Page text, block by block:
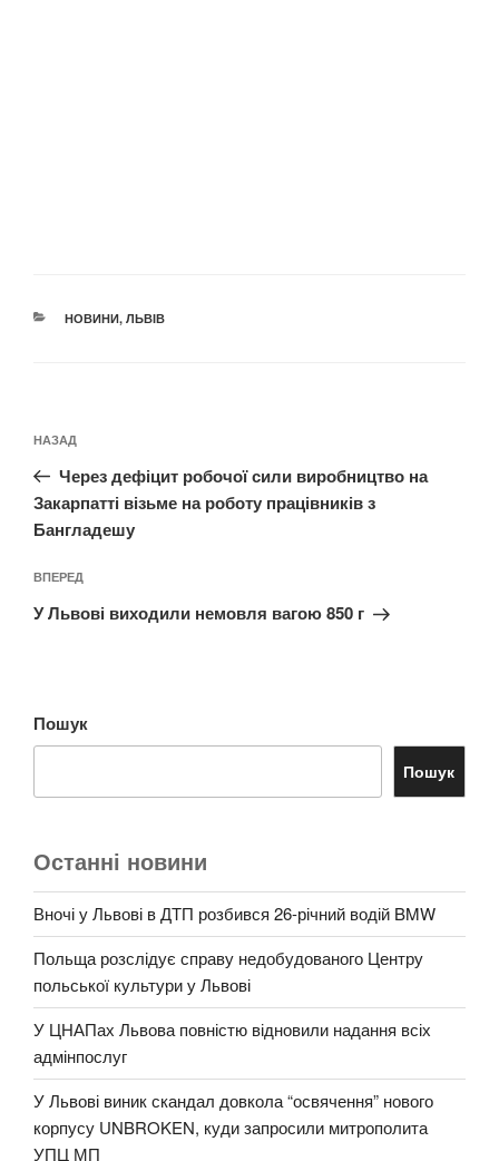
КАТЕГОРІЇ
НОВИНИ, ЛЬВІВ
записів
Попередній
запис:
НАЗАД
Через дефіцит робочої сили виробництво на
Закарпатті візьме на роботу працівників з
Бангладешу
Наступний
запис
ВПЕРЕД
У Львові виходили немовля вагою 850 г
Пошук
Пошук
Останні новини
Вночі у Львові в ДТП розбився 26-річний водій BMW
Польща розслідує справу недобудованого Центру
польської культури у Львові
У ЦНАПах Львова повністю відновили надання всіх
адмінпослуг
У Львові виник скандал довкола “освячення” нового
корпусу UNBROKEN, куди запросили митрополита
УПЦ МП